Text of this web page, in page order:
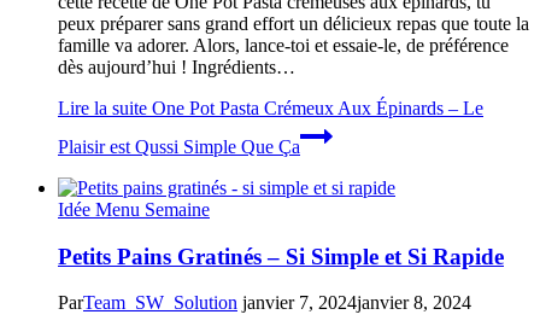
peux préparer sans grand effort un délicieux repas que toute la
famille va adorer. Alors, lance-toi et essaie-le, de préférence
dès aujourd’hui ! Ingrédients…
Lire la suite One Pot Pasta Crémeux Aux Épinards – Le
Plaisir est Qussi Simple Que Ça
Idée Menu Semaine
Petits Pains Gratinés – Si Simple et Si Rapide
ParTeam_SW_Solution janvier 7, 2024janvier 8, 2024